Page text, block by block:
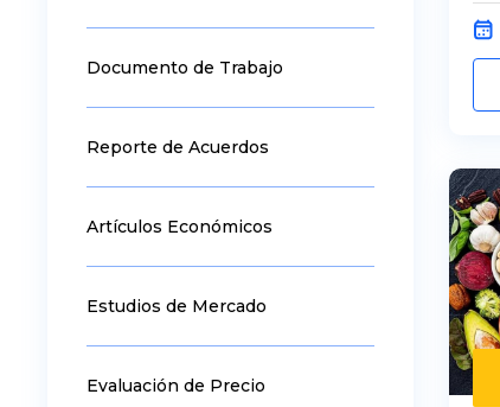
Documento de Trabajo
Reporte de Acuerdos
Artículos Económicos
Estudios de Mercado
Evaluación de Precio